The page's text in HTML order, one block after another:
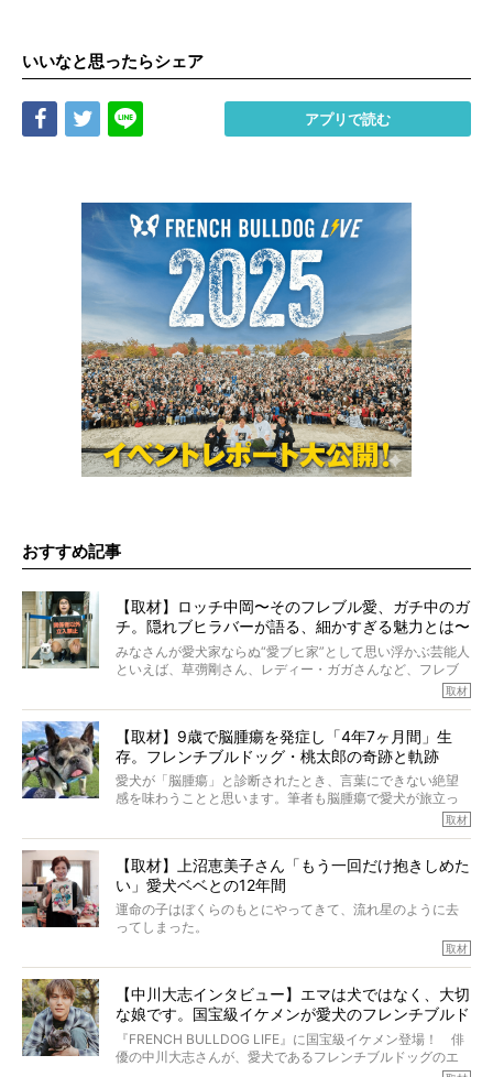
いいなと思ったらシェア
Share Tweet アプリで読む
おすすめ記事
【取材】ロッチ中岡〜そのフレブル愛、ガチ中のガ
チ。隠れブヒラバーが語る、細かすぎる魅力とは〜
【前編】
みなさんが愛犬家ならぬ“愛ブヒ家”として思い浮かぶ芸能人
といえば、草彅剛さん、レディー・ガガさんなど、フレブ
ルを飼っている方が多いと思います。が、ロッチ中岡さん
も、じつは大のフレブルラバーだというのをご存知です
んのインスタグラムを覗くと、たくさんのフレブルアカウ
ントがフォローされていて、わが『FRENCH BULLDOG
LIFE』モデルのnicoやトーラスも、その中の一頭。
そんな中岡さんに、フレブルの魅力を語っていただきまし
た。そのブヒ愛っぷりは、思ってた以上！ ガチ中のガチ
取材
【取材】9歳で脳腫瘍を発症し「4年7ヶ月間」生
存。フレンチブルドッグ・桃太郎の奇跡と軌跡
愛犬が「脳腫瘍」と診断されたとき、言葉にできない絶望
感を味わうことと思います。筆者も脳腫瘍で愛犬が旅立っ
たひとり。だからこそ、どれほど厄介で困難な病気かを理
解をしているつもりです。「発症から1年生存すれば素晴ら
ところが、フレンチブルドッグの桃太郎は9歳で脳腫瘍を発
症し、なんと4年7ヶ月間も生き抜いたのです。旅立ったと
きの年齢は13歳と11ヶ月、レジェンド級のレジェンドでし
た。さらには、治療後3年間は一度も発作が起きなかったと
いいます。
この事実はフレンチブルドッグだけでなく、脳腫瘍と闘う
多くの犬たちに勇気と希望を与えるに違いありません。桃
太郎のオーナーである佐藤さんご夫婦に、治療の選択やケ
アについて詳しくお話しをうかがいました。
取材
【取材】上沼恵美子さん「もう一回だけ抱きしめた
い」愛犬ベベとの12年間
運命の子はぼくらのもとにやってきて、流れ星のように去
ってしまった。
けれども、ぼくらはそのことについて考えたいし、泣き出
り添いたいと思う。
その悲しみをいますぐ解消することはできないが、話をき
いて、泣いたり笑ったりするのもいいだろう。
こんな子だった、こんなにいい子だった、ほんとうに愛し
ていたと。
取材
【中川大志インタビュー】エマは犬ではなく、大切
な娘です。国宝級イケメンが愛犬のフレンチブルド
ッグと一緒に登場
『FRENCH BULLDOG LIFE』に国宝級イケメン登場！ 俳
優の中川大志さんが、愛犬であるフレンチブルドッグのエ